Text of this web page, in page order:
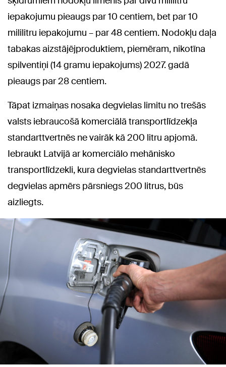
iepakojumu pieaugs par 10 centiem, bet par 10
mililitru iepakojumu – par 48 centiem. Nodokļu daļa
tabakas aizstājējproduktiem, piemēram, nikotīna
spilventiņi (14 gramu iepakojums) 2027. gadā
pieaugs par 28 centiem.
Tāpat izmaiņas nosaka degvielas limitu no trešās
valsts iebraucošā komerciālā transportlīdzekļa
standarttvertnēs ne vairāk kā 200 litru apjomā.
Iebraukt Latvijā ar komerciālo mehānisko
transportlīdzekli, kura degvielas standarttvertnēs
degvielas apmērs pārsniegs 200 litrus, būs
aizliegts.